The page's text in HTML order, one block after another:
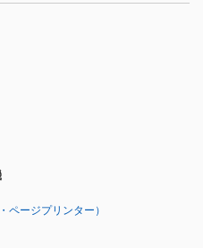
ページプリンター）